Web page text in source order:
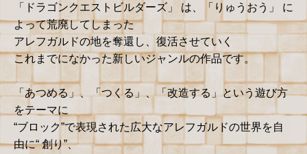
「ドラゴンクエストビルダーズ」 は、「りゅうおう」 に
よって荒廃してしまった
アレフガルドの地を奪還し、復活させていく
これまでになかった新しいジャンルの作品です。
「あつめる」、「つくる」、「改造する」という遊び方
をテーマに
“ブロック”で表現された広大なアレフガルドの世界を自
由に“ 創り”、